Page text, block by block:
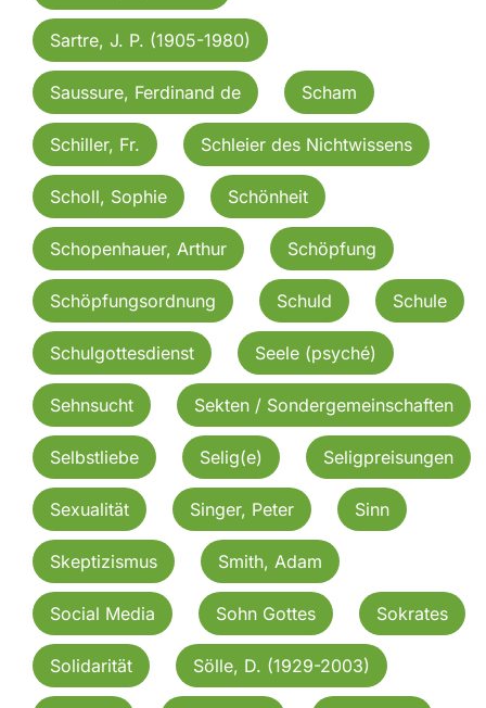
Sartre, J. P. (1905-1980)
Saussure, Ferdinand de Scham
Schiller, Fr. Schleier des Nichtwissens
Scholl, Sophie Schönheit
Schopenhauer, Arthur Schöpfung
Schöpfungsordnung Schuld Schule
Schulgottesdienst Seele (psyché)
Sehnsucht Sekten / Sondergemeinschaften
Selbstliebe Selig(e) Seligpreisungen
Sexualität Singer, Peter Sinn
Skeptizismus Smith, Adam
Social Media Sohn Gottes Sokrates
Solidarität Sölle, D. (1929-2003)